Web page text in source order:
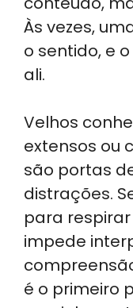
Às vezes,
o sentido, e
ali.
Velhos
extensos ou
são portas
distrações.
para
impede
é o primeiro